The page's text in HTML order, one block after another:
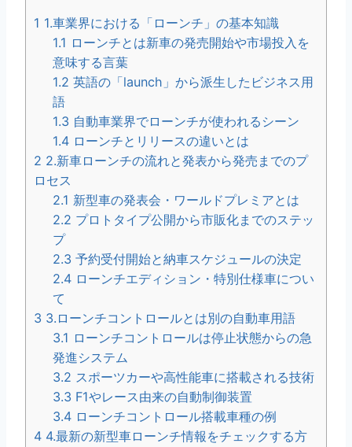
1 1.車業界における「ローンチ」の基本知識
1.1 ローンチとは新車の発売開始や市場投入を
意味する言葉
1.2 英語の「launch」から派生したビジネス用
語
1.3 自動車業界でローンチが使われるシーン
1.4 ローンチとリリースの違いとは
2 2.新車ローンチの流れと発表から発売までのプ
ロセス
2.1 新型車の発表会・ワールドプレミアとは
2.2 プロトタイプ公開から市販化までのステッ
プ
2.3 予約受付開始と納車スケジュールの決定
2.4 ローンチエディション・特別仕様車につい
て
3 3.ローンチコントロールとは別の自動車用語
3.1 ローンチコントロールは停止状態からの急
発進システム
3.2 スポーツカーや高性能車に搭載される技術
3.3 F1やレース由来の自動制御装置
3.4 ローンチコントロール搭載車種の例
4 4.最新の新型車ローンチ情報をチェックする方